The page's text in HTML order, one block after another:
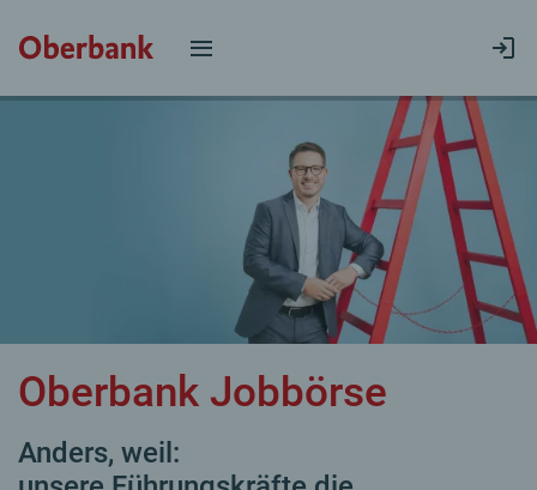
Oberbank Jobbörse
Anders, weil: